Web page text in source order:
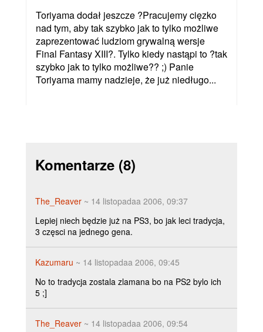
Toriyama dodał jeszcze ?Pracujemy cięzko
nad tym, aby tak szybko jak to tylko możliwe
zaprezentować ludziom grywalną wersje
Final Fantasy XIII?. Tylko kiedy nastąpi to ?tak
szybko jak to tylko możliwe?? ;) Panie
Toriyama mamy nadzieje, że już niedługo...
Komentarze (8)
The_Reaver ~ 14 listopadaa 2006, 09:37
Lepiej niech będzie już na PS3, bo jak leci tradycja,
3 częsci na jednego gena.
Kazumaru ~ 14 listopadaa 2006, 09:45
No to tradycja zostala zlamana bo na PS2 bylo ich
5 ;]
The_Reaver ~ 14 listopadaa 2006, 09:54